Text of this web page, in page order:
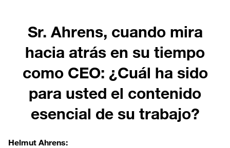
Sr. Ahrens, cuando mira
hacia atrás en su tiempo
como CEO: ¿Cuál ha sido
para usted el contenido
esencial de su trabajo?
Helmut Ahrens: